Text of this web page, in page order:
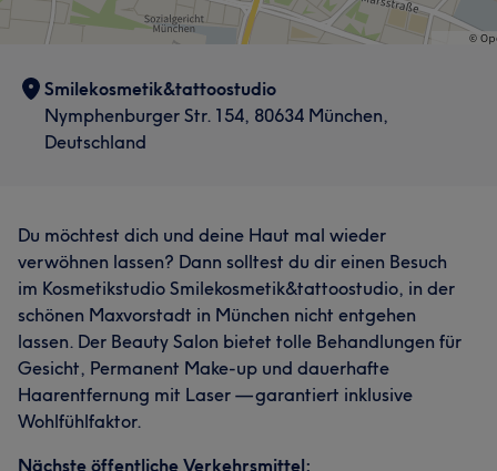
Smilekosmetik&tattoostudio
Nymphenburger Str. 154, 80634 München,
Deutschland
Du möchtest dich und deine Haut mal wieder
verwöhnen lassen? Dann solltest du dir einen Besuch
im Kosmetikstudio Smilekosmetik&tattoostudio, in der
schönen Maxvorstadt in München nicht entgehen
lassen. Der Beauty Salon bietet tolle Behandlungen für
Gesicht, Permanent Make-up und dauerhafte
Haarentfernung mit Laser — garantiert inklusive
Wohlfühlfaktor.
Nächste öffentliche Verkehrsmittel: